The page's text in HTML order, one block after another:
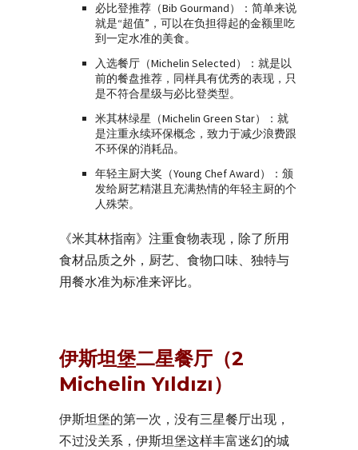
必比登推荐（Bib Gourmand）：简单来说
就是“超值”，可以在负担得起的金额里吃
到一定水准的美食。
入选餐厅（Michelin Selected）：就是以
前的餐盘推荐，同样具有优秀的表现，只
是不符合星级与必比登类型。
米其林绿星（Michelin Green Star）：就
是注重永续环保概念，致力于减少浪费跟
不环保的消耗品。
年轻主厨大奖（Young Chef Award）：颁
发给厨艺精湛且充满热情的年轻主厨的个
人殊荣。
《米其林指南》注重食物表现，除了所用
食材品质之外，厨艺、食物口味、独特与
用餐水准为标准来评比。
伊斯坦堡二星餐厅（2
Michelin Yıldızı）
伊斯坦堡的第一次，没有三星餐厅出现，
不过没关系，伊斯坦堡这样丰富迷幻的城